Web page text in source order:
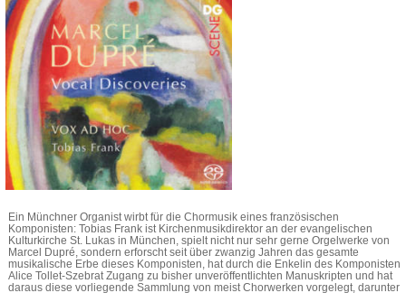
Ein Münchner Organist wirbt für die Chormusik eines französischen
Komponisten: Tobias Frank ist Kirchenmusikdirektor an der evangelischen
Kulturkirche St. Lukas in München, spielt nicht nur sehr gerne Orgelwerke von
Marcel Dupré, sondern erforscht seit über zwanzig Jahren das gesamte
musikalische Erbe dieses Komponisten, hat durch die Enkelin des Komponisten
Alice Tollet-Szebrat Zugang zu bisher unveröffentlichten Manuskripten und hat
daraus diese vorliegende Sammlung von meist Chorwerken vorgelegt, darunter